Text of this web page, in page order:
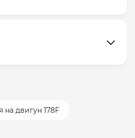
двигун 178F